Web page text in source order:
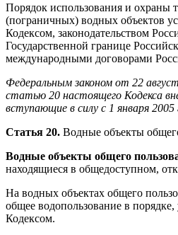
Порядок использования и охраны
(пограничных) водных объектов
Кодексом, законодательством
Государственной границе
международными договорами
Федеральным законом от 22
статью 20 настоящего Кодекса
вступающие в силу с 1 января 2005
Статья 20. Водные объекты
Водные объекты общего
находящиеся в общедоступном,
На водных объектах общего
общее водопользование в
Кодексом.